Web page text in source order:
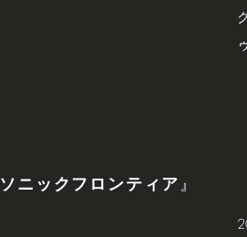
ソニックフロンティア』